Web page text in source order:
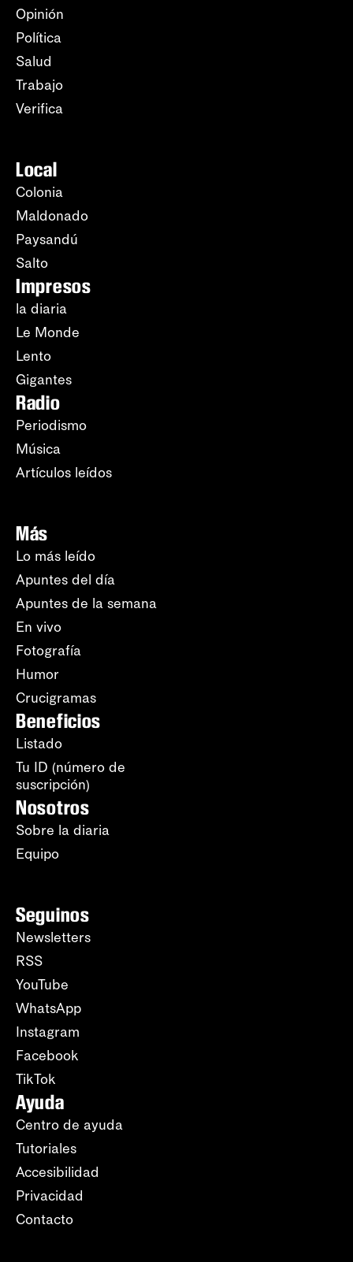
Opinión
Política
Salud
Trabajo
Verifica
Local
Colonia
Maldonado
Paysandú
Salto
Impresos
la diaria
Le Monde
Lento
Gigantes
Radio
Periodismo
Música
Artículos leídos
Más
Lo más leído
Apuntes del día
Apuntes de la semana
En vivo
Fotografía
Humor
Crucigramas
Beneficios
Listado
Tu ID (número de
suscripción)
Nosotros
Sobre la diaria
Equipo
Seguinos
Newsletters
RSS
YouTube
WhatsApp
Instagram
Facebook
TikTok
Ayuda
Centro de ayuda
Tutoriales
Accesibilidad
Privacidad
Contacto